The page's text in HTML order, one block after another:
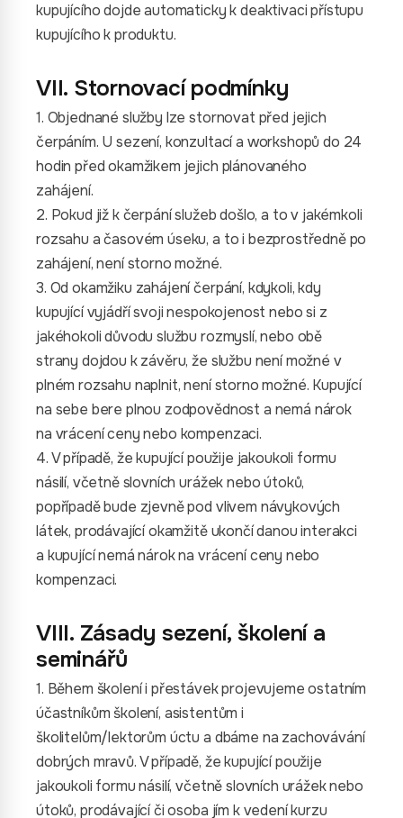
kupujícího dojde automaticky k deaktivaci přístupu
kupujícího k produktu.
VII. Stornovací podmínky
1. Objednané služby lze stornovat před jejich
čerpáním. U sezení, konzultací a workshopů do 24
hodin před okamžikem jejich plánovaného
zahájení.
2. Pokud již k čerpání služeb došlo, a to v jakémkoli
rozsahu a časovém úseku, a to i bezprostředně po
zahájení, není storno možné.
3. Od okamžiku zahájení čerpání, kdykoli, kdy
kupující vyjádří svoji nespokojenost nebo si z
jakéhokoli důvodu službu rozmyslí, nebo obě
strany dojdou k závěru, že službu není možné v
plném rozsahu naplnit, není storno možné. Kupující
na sebe bere plnou zodpovědnost a nemá nárok
na vrácení ceny nebo kompenzaci.
4. V případě, že kupující použije jakoukoli formu
násilí, včetně slovních urážek nebo útoků,
popřípadě bude zjevně pod vlivem návykových
látek, prodávající okamžitě ukončí danou interakci
a kupující nemá nárok na vrácení ceny nebo
kompenzaci.
VIII. Zásady sezení, školení a
seminářů
1. Během školení i přestávek projevujeme ostatním
účastníkům školení, asistentům i
školitelům/lektorům úctu a dbáme na zachovávání
dobrých mravů. V případě, že kupující použije
jakoukoli formu násilí, včetně slovních urážek nebo
útoků, prodávající či osoba jím k vedení kurzu